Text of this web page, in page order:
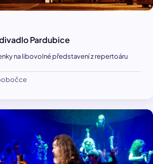
Pardubice
na libovolné představení z repertoáru